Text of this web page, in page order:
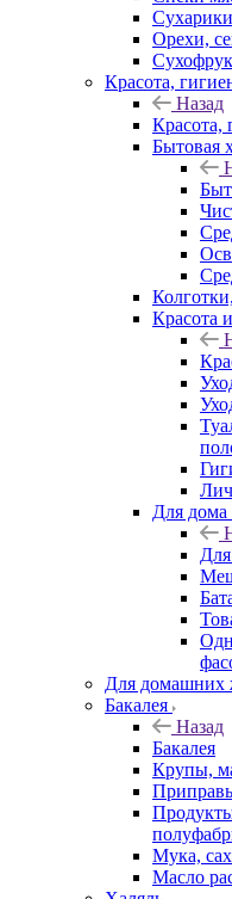
Орехи,
Красота,
Назад
Красота,
Бытовая
Красота
Для дома
Для домашних
Бакалея
Назад
Бакалея
Крупы,
Мука,
Масло